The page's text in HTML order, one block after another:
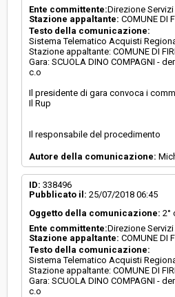
Ente committente:Direzione
Stazione appaltante: COMUNE DI
Testo della comunicazione:
Sistema Telematico Acquisti
Stazione appaltante: COMUNE DI
Gara: SCUOLA DINO COMPAGNI
c.o
Il presidente di gara convoca i
Il Rup
Il responsabile del procedimento
Autore della comunicazione:
ID: 338496
Pubblicato il: 25/07/2018 06:45
Oggetto della comunicazione: 2°
Ente committente:Direzione
Stazione appaltante: COMUNE DI
Testo della comunicazione:
Sistema Telematico Acquisti
Stazione appaltante: COMUNE DI
Gara: SCUOLA DINO COMPAGNI
c.o